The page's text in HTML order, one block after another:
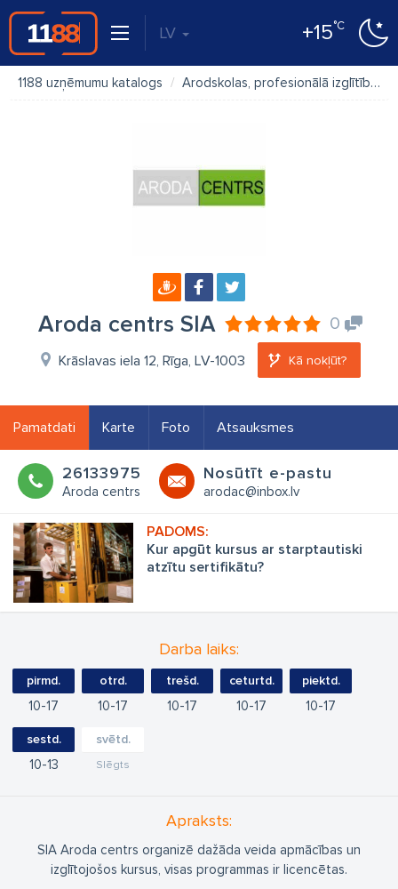
LV +15°C
1188 uzņēmumu katalogs Arodskolas, profesionālā izglītība
Aroda centrs SIA 0
Krāslavas iela 12, Rīga, LV-1003 Kā nokļūt?
Pamatdati Karte Foto Atsauksmes
26133975
Aroda centrs
Nosūtīt e-pastu
arodac@inbox.lv
Kur apgūt kursus ar starptautiski
atzītu sertifikātu?
Darba laiks:
pirmd.
10 17
otrd.
10 17
trešd.
10 17
ceturtd.
10 17
piektd.
10 17
sestd.
10 13
svētd.
Slēgts
Apraksts:
SIA Aroda centrs organizē dažāda veida apmācības un
izglītojošos kursus, visas programmas ir licencētas.